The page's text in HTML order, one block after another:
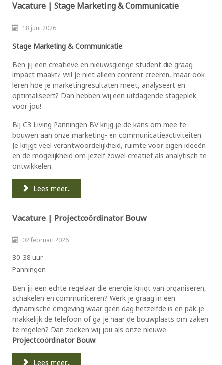
Vacature | Stage Marketing & Communicatie
18 juni 2026
Stage Marketing & Communicatie
Ben jij een creatieve en nieuwsgierige student die graag
impact maakt? Wil je niet alleen content creëren, maar ook
leren hoe je marketingresultaten meet, analyseert en
optimaliseert? Dan hebben wij een uitdagende stageplek
voor jou!
Bij C3 Living Panningen BV krijg je de kans om mee te
bouwen aan onze marketing- en communicatieactiviteiten.
Je krijgt veel verantwoordelijkheid, ruimte voor eigen ideeën
en de mogelijkheid om jezelf zowel creatief als analytisch te
ontwikkelen.
Lees meer...
Vacature | Projectcoördinator Bouw
02 februari 2026
30-38 uur
Panningen
Ben jij een echte regelaar die energie krijgt van organiseren,
schakelen en communiceren? Werk je graag in een
dynamische omgeving waar geen dag hetzelfde is en pak je
makkelijk de telefoon of ga je naar de bouwplaats om zaken
te regelen? Dan zoeken wij jou als onze nieuwe
Projectcoördinator Bouw!
Lees meer...